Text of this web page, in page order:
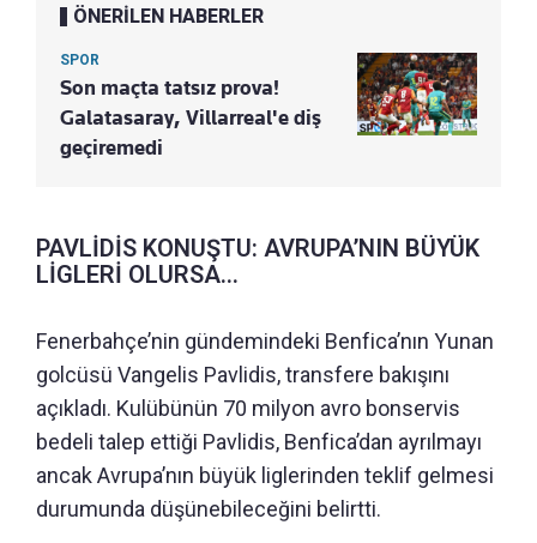
ÖNERİLEN HABERLER
SPOR
Son maçta tatsız prova!
Galatasaray, Villarreal'e diş
geçiremedi
PAVLİDİS KONUŞTU: AVRUPA’NIN BÜYÜK
LİGLERİ OLURSA...
Fenerbahçe’nin gündemindeki Benfica’nın Yunan
golcüsü Vangelis Pavlidis, transfere bakışını
açıkladı. Kulübünün 70 milyon avro bonservis
bedeli talep ettiği Pavlidis, Benfica’dan ayrılmayı
ancak Avrupa’nın büyük liglerinden teklif gelmesi
durumunda düşünebileceğini belirtti.